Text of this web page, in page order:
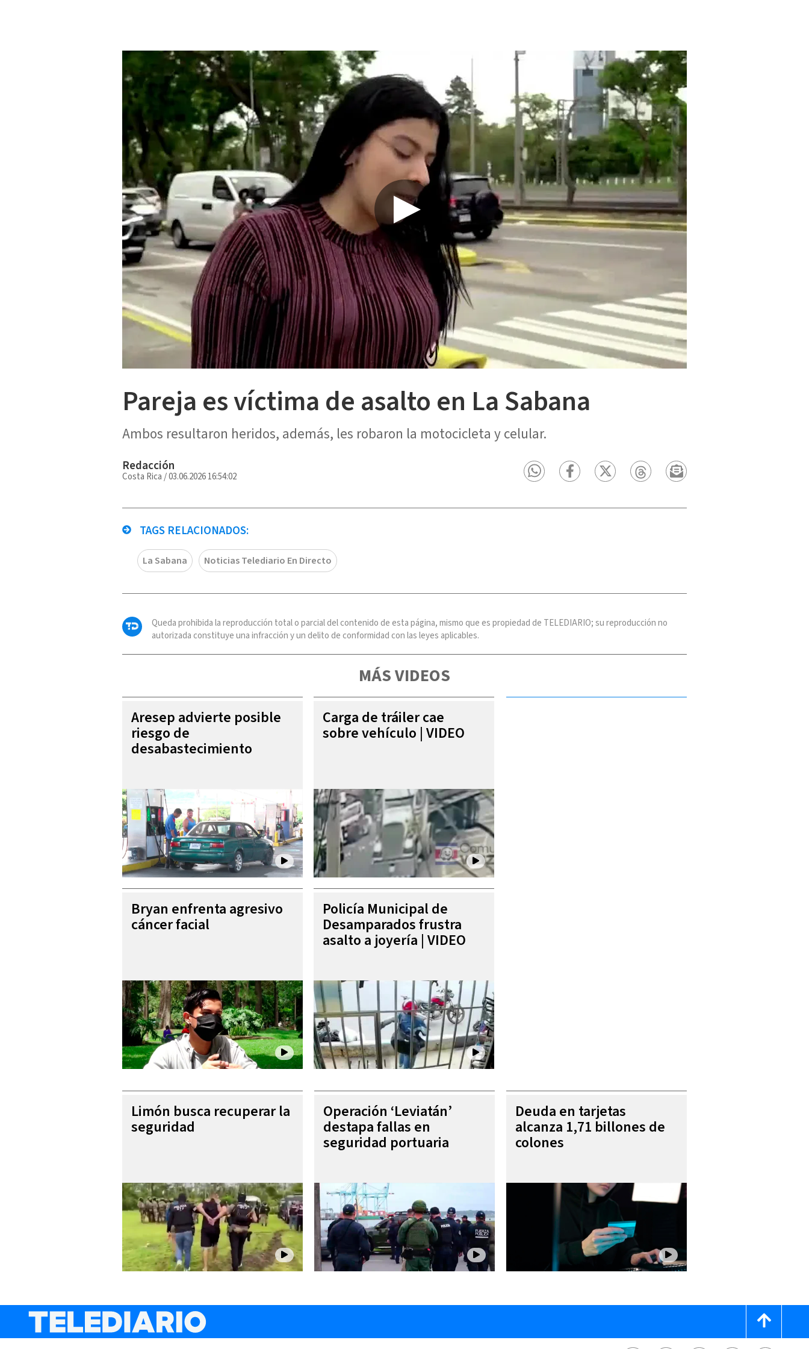
Pareja es víctima de asalto en La Sabana
Ambos resultaron heridos, además, les robaron la motocicleta y celular.
Redacción
Costa Rica /03.06.2026 16:54:02
TAGS RELACIONADOS:
La Sabana Noticias Telediario En Directo
Queda prohibida la reproducción total o parcial del contenido de esta página, mismo que es propiedad de TELEDIARIO; su reproducción no
autorizada constituye una infracción y un delito de conformidad con las leyes aplicables.
MÁS VIDEOS
Aresep advierte posible
riesgo de
desabastecimiento
Carga de tráiler cae
sobre vehículo | VIDEO
Bryan enfrenta agresivo
cáncer facial
Policía Municipal de
Desamparados frustra
asalto a joyería | VIDEO
Limón busca recuperar la
seguridad
Operación ‘Leviatán’
destapa fallas en
seguridad portuaria
Deuda en tarjetas
alcanza 1,71 billones de
colones